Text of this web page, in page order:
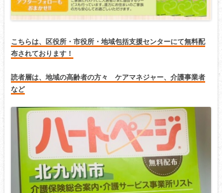
こちらは、区役所・市役所・地域包括支援センターにて無料配
布されております！
読者層は、地域の高齢者の方々 ケアマネジャー、介護事業者
など